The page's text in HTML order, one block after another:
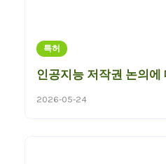
특허
인공지능 저작권 논의에
2026-05-24